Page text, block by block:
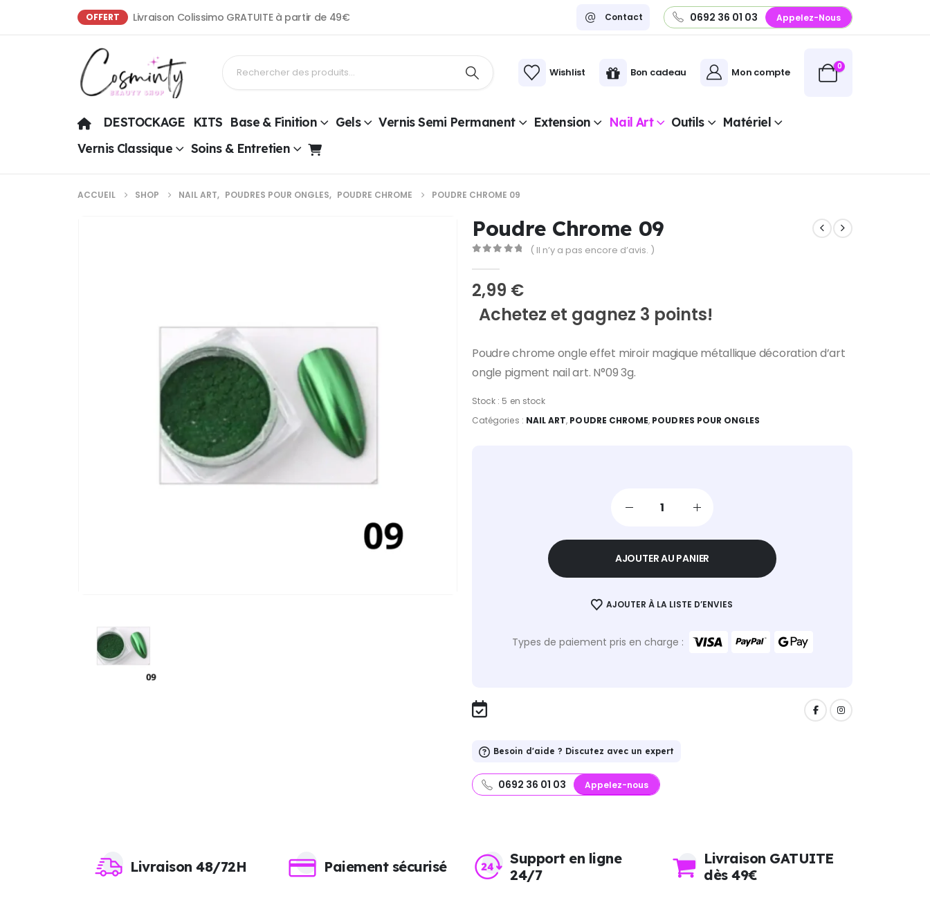
OFFERT Livraison Colissimo GRATUITE à partir de 49€ Contact 0692 36 01 03 Appelez-Nous
Wishlist Bon cadeau Mon compte 0
DESTOCKAGE KITS Base & Finition Gels Vernis Semi Permanent Extension Nail Art Outils
Matériel
Vernis Classique
Soins & Entretien
ACCUEIL SHOP NAIL ART, POUDRES POUR ONGLES, POUDRE CHROME POUDRE CHROME 09
Poudre Chrome 09
( Il n’y a pas encore d’avis. )
2,99 €
Achetez et gagnez 3 points!
Poudre chrome ongle effet miroir magique métallique décoration d’art
ongle pigment nail art. N°09 3g.
Stock : 5 en stock
Catégories : NAIL ART, POUDRE CHROME, POUDRES POUR ONGLES
AJOUTER AU PANIER
AJOUTER À LA LISTE D’ENVIES
Types de paiement pris en charge :
Besoin d'aide ? Discutez avec un expert
0692 36 01 03 Appelez-nous
Livraison 48/72H Paiement sécurisé
Support en ligne
24/7
Livraison GATUITE
dès 49€